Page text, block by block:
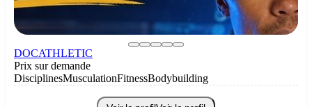
DOCATHLETIC
Prix sur demande
DisciplinesMusculationFitnessBodybuilding